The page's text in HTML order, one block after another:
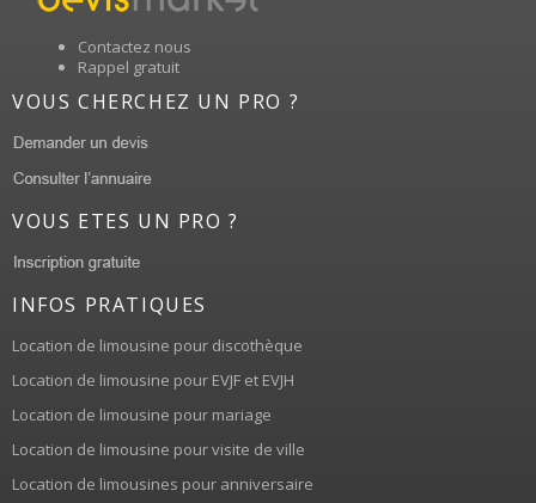
Contactez nous
Rappel gratuit
VOUS CHERCHEZ UN PRO ?
VOUS ETES UN PRO ?
INFOS PRATIQUES
Location de limousine pour discothèque
Location de limousine pour EVJF et EVJH
Location de limousine pour mariage
Location de limousine pour visite de ville
Location de limousines pour anniversaire